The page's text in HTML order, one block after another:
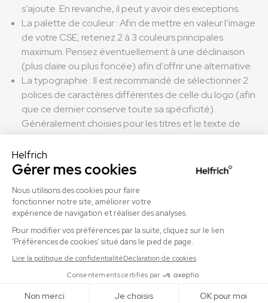
s’ajoute. En revanche, il peut y avoir des exceptions.
La palette de couleur : Afin de mettre en valeur l’image
de votre CSE, retenez 2 à 3 couleurs principales
maximum. Pensez éventuellement à une déclinaison
(plus claire ou plus foncée) afin d’offrir une alternative.
La typographie : Il est recommandé de sélectionner 2
polices de caractères différentes de celle du logo (afin
que ce dernier conserve toute sa spécificité).
Généralement choisies pour les titres et le texte de
contenu, vous veillerez à ce qu’elles soient bien lisibles
et facilitent la lecture.
Des photos et visuels de qualité : Trop de sites
harmoniser votre charte graphique, ayez recours aux
bibliothèques libres de droit telles que : unsplash –
freepik. Ces plateformes distribuent des
photographies de haute qualité, grand format et
téléchargeable immédiatement.
Remarque : Nous attirons votre attention sur le fait de bien
vérifier la provenance de vos images et les conditions